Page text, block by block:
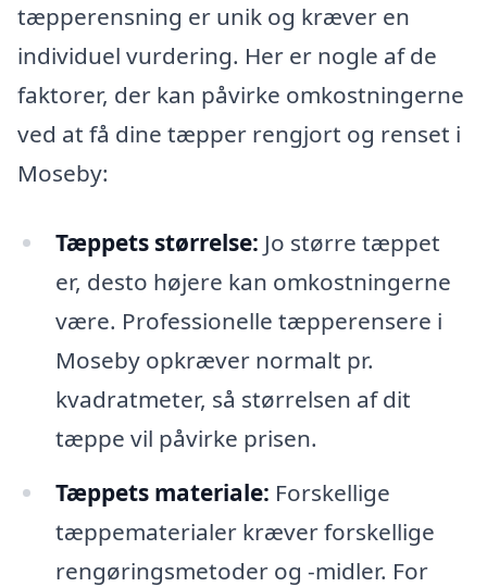
tæpperensning er unik og kræver en
individuel vurdering. Her er nogle af de
faktorer, der kan påvirke omkostningerne
ved at få dine tæpper rengjort og renset i
Moseby:
Tæppets størrelse: Jo større tæppet
er, desto højere kan omkostningerne
være. Professionelle tæpperensere i
Moseby opkræver normalt pr.
kvadratmeter, så størrelsen af dit
tæppe vil påvirke prisen.
Tæppets materiale: Forskellige
tæppematerialer kræver forskellige
rengøringsmetoder og -midler. For